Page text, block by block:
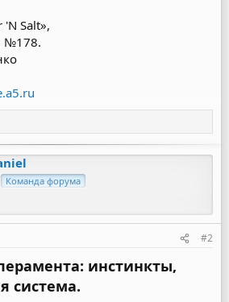
Salt»,
№178.
Команда форума
#2
инстинкты,
система.